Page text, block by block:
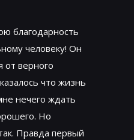
благодарность
человеку! Он
от верного
что жизнь
нечего ждать
Но
Правда первый